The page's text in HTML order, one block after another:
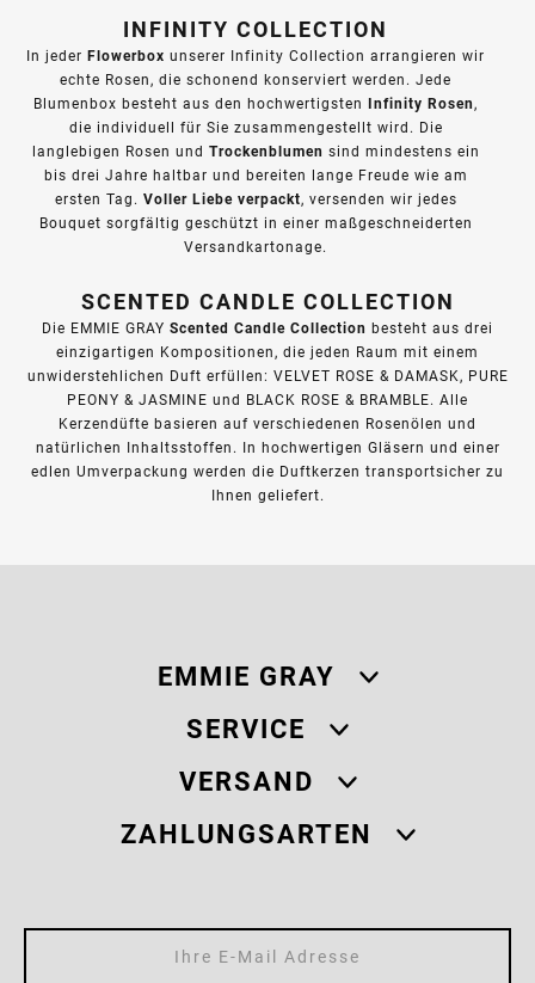
INFINITY COLLECTION
In jeder Flowerbox unserer Infinity Collection arrangieren wir
echte Rosen, die schonend konserviert werden. Jede
Blumenbox besteht aus den hochwertigsten Infinity Rosen,
die individuell für Sie zusammengestellt wird. Die
langlebigen Rosen und Trockenblumen sind mindestens ein
bis drei Jahre haltbar und bereiten lange Freude wie am
ersten Tag. Voller Liebe verpackt, versenden wir jedes
Bouquet sorgfältig geschützt in einer maßgeschneiderten
Versandkartonage.
SCENTED CANDLE COLLECTION
Die EMMIE GRAY Scented Candle Collection besteht aus drei
einzigartigen Kompositionen, die jeden Raum mit einem
unwiderstehlichen Duft erfüllen: VELVET ROSE & DAMASK, PURE
PEONY & JASMINE und BLACK ROSE & BRAMBLE. Alle
Kerzendüfte basieren auf verschiedenen Rosenölen und
natürlichen Inhaltsstoffen. In hochwertigen Gläsern und einer
edlen Umverpackung werden die Duftkerzen transportsicher zu
Ihnen geliefert.
EMMIE GRAY
SERVICE
VERSAND
ZAHLUNGSARTEN